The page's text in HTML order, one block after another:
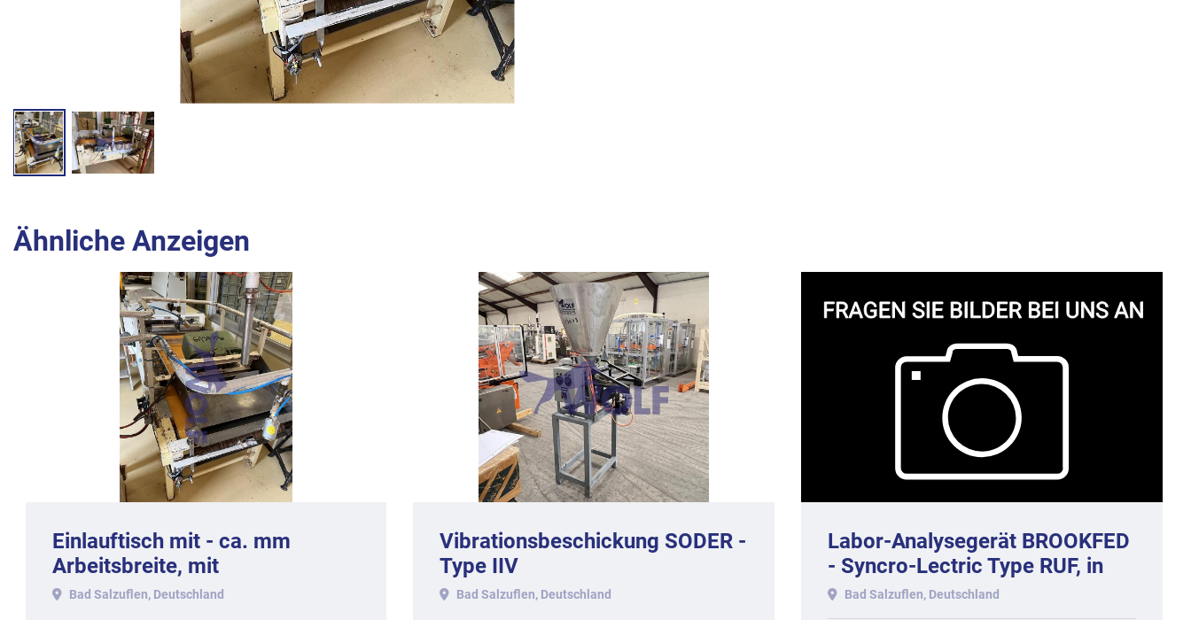
Ähnliche Anzeigen
Einlauftisch mit - ca. mm
Arbeitsbreite, mit
Bad Salzuflen, Deutschland
Vibrationsbeschickung SODER -
Type IIV
Bad Salzuflen, Deutschland
Labor-Analysegerät BROOKFED
- Syncro-Lectric Type RUF, in
Holzbox.
Bad Salzuflen, Deutschland